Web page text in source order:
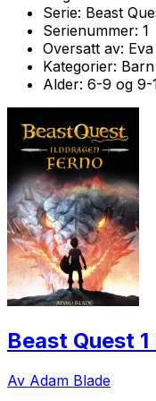
Serie: Beast
Serienummer: 1
Oversatt av:
Kategorier:
Alder: 6-9 og 9-
Beast Quest
Av Adam Blade